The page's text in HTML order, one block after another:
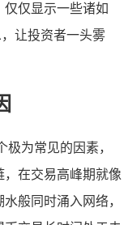
仅显示一些诸如
让投资者一头雾
为常见的因素，
在交易高峰期就像
般同时涌入网络，